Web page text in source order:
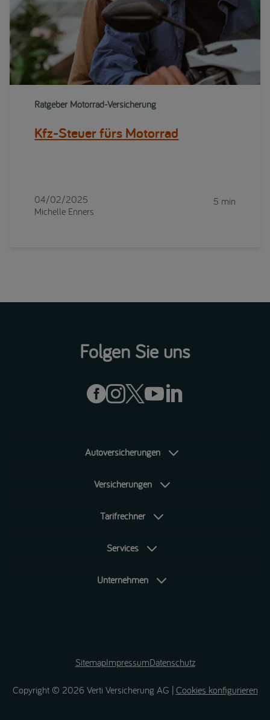
Ratgeber Motorrad-Versicherung
Kfz-Steuer fürs Motorrad
04/02/2025
Michelle Enners
5 min
Folgen Sie uns

Autoversicherungen
Versicherungen
Tarifrechner
Services
Unternehmen
SitemapImpressumDatenschutz
Copyright © 2026 Verti Versicherung AG | Cookies konfigurieren